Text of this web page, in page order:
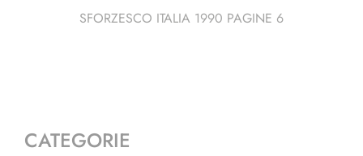
SFORZESCO ITALIA 1990 PAGINE 6
CATEGORIE